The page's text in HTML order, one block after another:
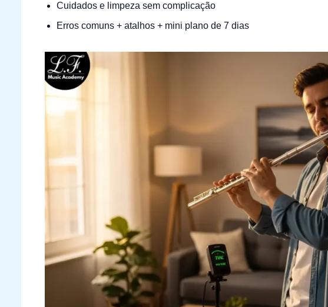
Cuidados e limpeza sem complicação
Erros comuns + atalhos + mini plano de 7 dias